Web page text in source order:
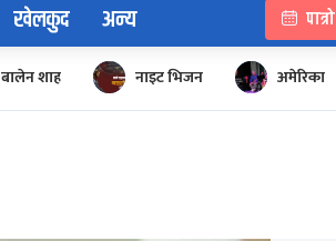
खेलकुद अन्य पात्रो
बालेन शाह नाइट भिजन अमेरिका